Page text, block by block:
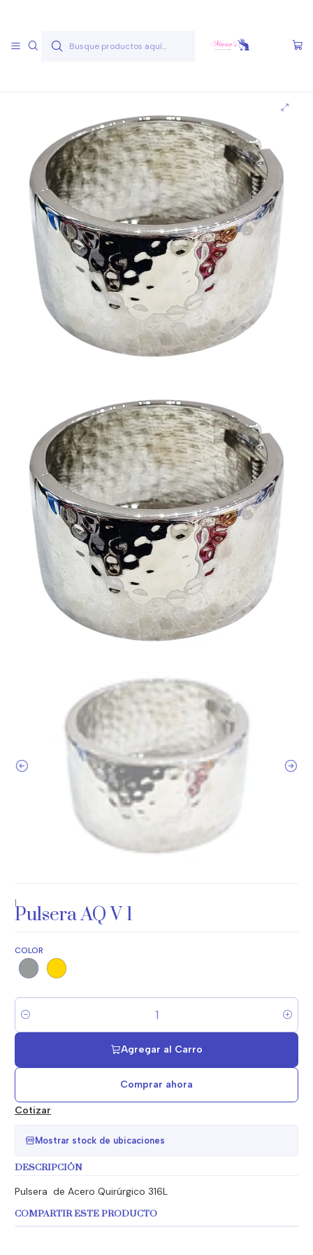
Inicio Joyas Acero Quirúgico Pulseras Acero Quirúgico
Pulseras A.Q. Variadas Pulsera AQ V 1
|
Pulsera AQ V 1
COLOR
Cantidad
Agregar al Carro
Comprar ahora
Cotizar
Mostrar stock de ubicaciones
DESCRIPCIÓN
Pulsera de Acero Quirúrgico 316L
COMPARTIR ESTE PRODUCTO